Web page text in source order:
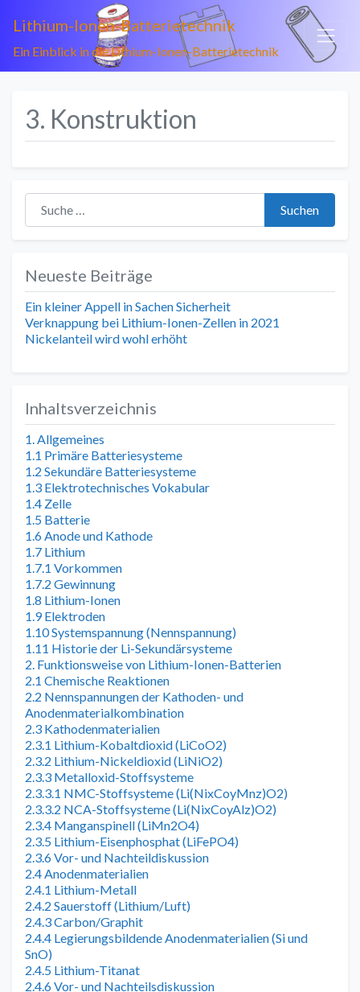
Lithium-Ionen-Batterietechnik
Ein Einblick in die Lithium-Ionen-Batterietechnik
3. Konstruktion
Suche nach:
Suchen
Neueste Beiträge
Ein kleiner Appell in Sachen Sicherheit
Verknappung bei Lithium-Ionen-Zellen in 2021
Nickelanteil wird wohl erhöht
Inhaltsverzeichnis
1. Allgemeines
1.1 Primäre Batteriesysteme
1.2 Sekundäre Batteriesysteme
1.3 Elektrotechnisches Vokabular
1.4 Zelle
1.5 Batterie
1.6 Anode und Kathode
1.7 Lithium
1.7.1 Vorkommen
1.7.2 Gewinnung
1.8 Lithium-Ionen
1.9 Elektroden
1.10 Systemspannung (Nennspannung)
1.11 Historie der Li-Sekundärsysteme
2. Funktionsweise von Lithium-Ionen-Batterien
2.1 Chemische Reaktionen
2.2 Nennspannungen der Kathoden- und
Anodenmaterialkombination
2.3 Kathodenmaterialien
2.3.1 Lithium-Kobaltdioxid (LiCoO2)
2.3.2 Lithium-Nickeldioxid (LiNiO2)
2.3.3 Metalloxid-Stoffsysteme
2.3.3.1 NMC-Stoffsysteme (Li(NixCoyMnz)O2)
2.3.3.2 NCA-Stoffsysteme (Li(NixCoyAlz)O2)
2.3.4 Manganspinell (LiMn2O4)
2.3.5 Lithium-Eisenphosphat (LiFePO4)
2.3.6 Vor- und Nachteildiskussion
2.4 Anodenmaterialien
2.4.1 Lithium-Metall
2.4.2 Sauerstoff (Lithium/Luft)
2.4.3 Carbon/Graphit
2.4.4 Legierungsbildende Anodenmaterialien (Si und
SnO)
2.4.5 Lithium-Titanat
2.4.6 Vor- und Nachteilsdiskussion